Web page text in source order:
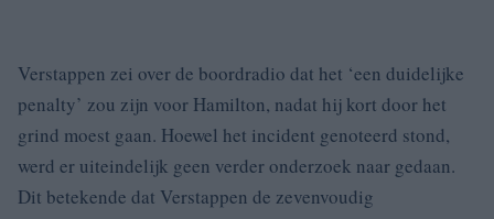
Verstappen zei over de boordradio dat het ‘een duidelijke
penalty’ zou zijn voor Hamilton, nadat hij kort door het
grind moest gaan. Hoewel het incident genoteerd stond,
werd er uiteindelijk geen verder onderzoek naar gedaan.
Dit betekende dat Verstappen de zevenvoudig